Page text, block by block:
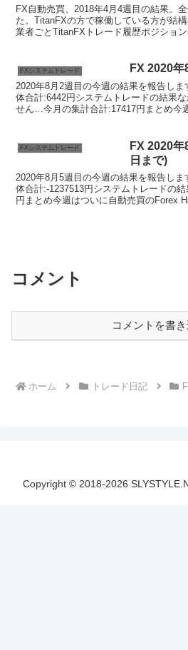
FX自動売買、2018年4月4週目の結果。
た。TitanFXの方で稼働している方が結
業者ごとTitanFXトレード履歴ポジショ
FXシステムトレード FX 2020
2020年8月2週目の今週の結果を報告し
体合計:6442円システムトレードの結果
せん…今月の集計合計:17417円まとめ今
FXシステムトレード
FX 2020
日まで)
2020年8月5週目の今週の結果を報告し
体合計:-1237513円システムトレードの
円まとめ今週はついに自動売買のForex
コメント
コメントを書
ホーム トレード日記
Copyright © 2018-2026